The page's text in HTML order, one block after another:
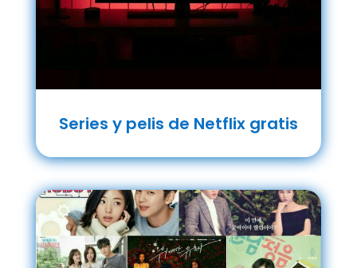
Series y pelis de Netflix gratis